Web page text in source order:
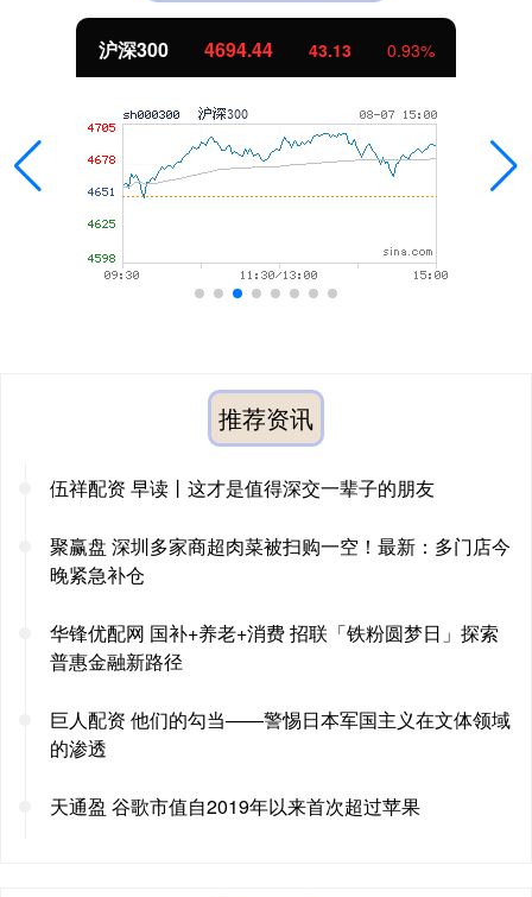
沪深300 4694.44 43.13 0.93%
推荐资讯
伍祥配资 早读丨这才是值得深交一辈子的朋友
聚赢盘 深圳多家商超肉菜被扫购一空！最新：多门店今
晚紧急补仓
华锋优配网 国补+养老+消费 招联「铁粉圆梦日」探索
普惠金融新路径
巨人配资 他们的勾当——警惕日本军国主义在文体领域
的渗透
天通盈 谷歌市值自2019年以来首次超过苹果